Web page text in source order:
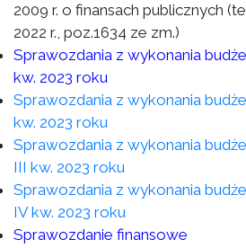
2009 r. o finansach publicznych
2022 r., poz.1634 ze zm.)
Sprawozdania z wykonania
kw. 2023 roku
Sprawozdania z wykonania
kw. 2023 roku
Sprawozdania z wykonania
III kw. 2023 roku
Sprawozdania z wykonania
IV kw. 2023 roku
Sprawozdanie finansowe